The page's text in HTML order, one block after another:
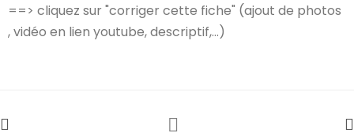
==> cliquez sur "corriger cette fiche" (ajout de photos
, vidéo en lien youtube, descriptif,...)